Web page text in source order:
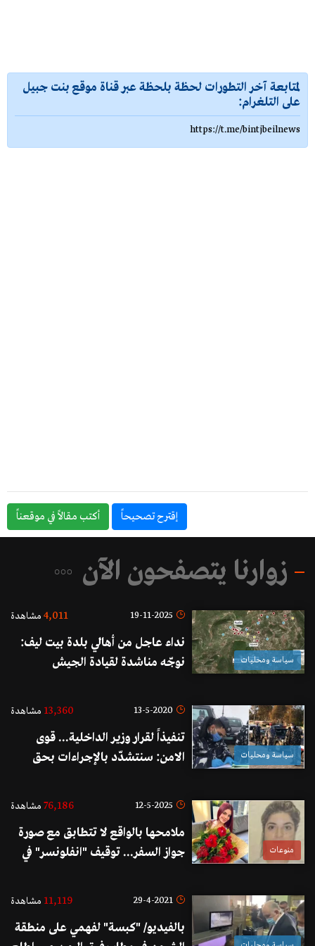
لمتابعة آخر التطورات لحظة بلحظة عبر قناة موقع بنت جبيل
على التلغرام:
https://t.me/bintjbeilnews
إقترح تصحيحاً أكتب مقالاً في موقعناً
زوارنا يتصفحون الآن
سياسة ومحليات
19-11-2025
4,011 مشاهدة
نداء عاجل من أهالي بلدة بيت ليف:
نوجّه مناشدة لقيادة الجيش
والقيام بواجبهم الوطني
سياسة ومحليات
13-5-2020
13,360 مشاهدة
تنفيذاً لقرار وزير الداخلية... قوى
الامن: سنتشدّد بالإجراءات بحق
مساء اليوم لغاية الخامسة من فجر
منوعات
12-5-2025
76,186 مشاهدة
ملامحها بالواقع لا تتطابق مع صورة
جواز السفر... توقيف "انفلونسر" في
التجميل"!
29-4-2021
11,119 مشاهدة
بالفيديو/ "كبسة" لفهمي على منطقة